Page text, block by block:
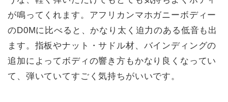
が鳴ってくれます。アフリカンマホガニーボディー
のD0Mに比べると、かなり太く迫力のある低音も出
ます。指板やナット・サドル材、バインディングの
追加によってボディの響き方もかなり良くなってい
て、弾いていてすごく気持ちがいいです。